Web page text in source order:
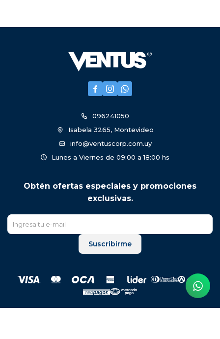
  
096241050
Isabela 3265, Montevideo
info@ventuscorp.com.uy
Lunes a Viernes de 09:00 a 18:00 hs
Obtén ofertas especiales y promociones
exclusivas.
Suscribirme